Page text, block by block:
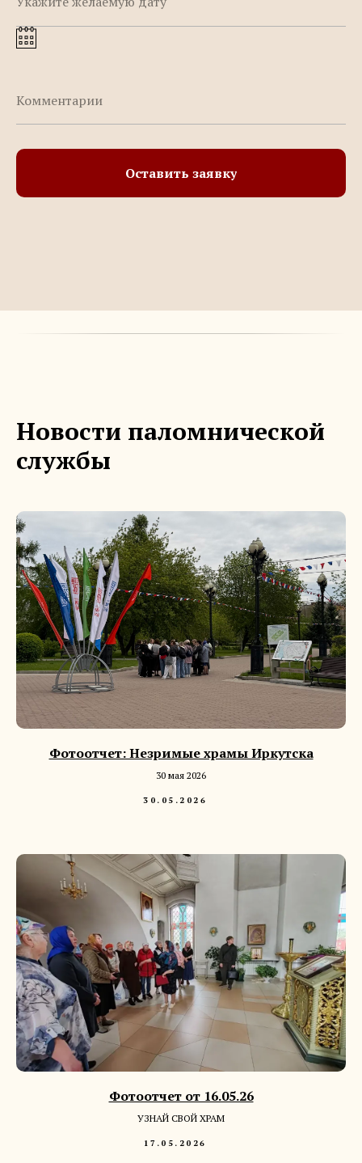
Оставить заявку
Новости паломнической
службы
Фотоотчет: Незримые храмы Иркутска
30 мая 2026
30.05.2026
Фотоотчет от 16.05.26
УЗНАЙ СВОЙ ХРАМ
17.05.2026